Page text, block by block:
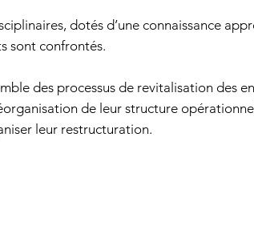
dotés d’une connaissance
sont confrontés.
des processus de revitalisation des
de leur structure
leur restructuration.